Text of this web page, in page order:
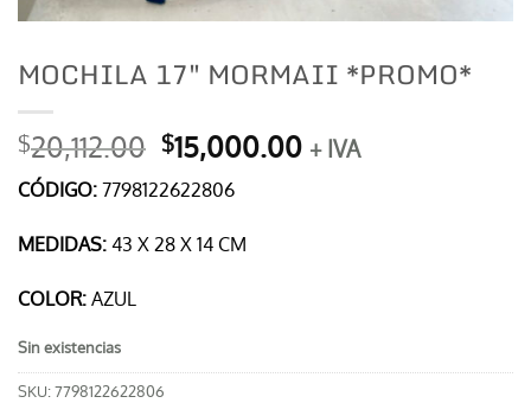
MOCHILA 17″ MORMAII *PROMO*
$20,112.00 El
precio
original
era:
$20,112.00.
$15,000.00El+ IVA
CÓDIGO: 7798122622806
MEDIDAS: 43 X 28 X 14 CM
COLOR: AZUL
Sin existencias
SKU:7798122622806